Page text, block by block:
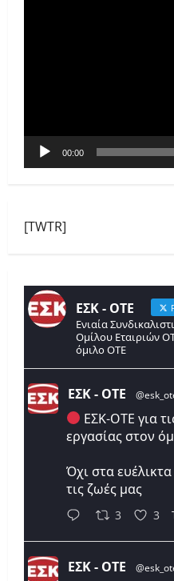
00:00
[TWTR]
ΕΣΚ - ΟΤΕ
Ενιαία
Ομίλου Εταιριών
όμιλο ΟΤΕ
ΕΣΚ - ΟΤΕ
ΕΣΚ-ΟΤΕ για
εργασίας στον
Όχι στα
τις ζωές μας
3 3
ΕΣΚ - ΟΤΕ